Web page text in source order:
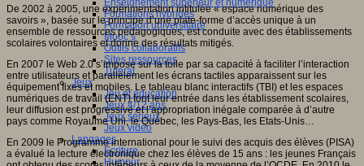
Enseignement supérieur et numérique
Formations hybrides
Formation universitaire
Mooc’s
Outils collaboratifs
Sites ressources
Tutorat
Jeux
Jeu et éducation
Jeux 4/12 ans
Jeux sérieux
Jeux vidéo
Langages
Ecriture
Humour
De 2002 à 2005, une expérimentation intitulée « espace numérique des
savoirs », basée sur le principe d’une plate-forme d’accès unique à un
ensemble de ressources pédagogiques, est conduite avec des établissements
scolaires volontaires et donne des résultats mitigés.
En 2007 le Web 2.0 s’impose sur la toile par sa capacité à faciliter l’interaction
entre utilisateurs et parallèlement les écrans tactiles apparaissent sur les
équipement fixes et mobiles. Le tableau blanc interactifs (TBI) et les espaces
numériques de travail (ENT) font leur entrée dans les établissement scolaires,
leur diffusion est progressive et l’appropriation inégale comparée à d’autre
pays comme Royaume Uni, le Québec, les Pays-Bas, les Etats-Unis…
En 2009 le Programme international pour le suivi des acquis des élèves (PISA)
a évalué la lecture électronique chez les élèves de 15 ans : les jeunes Français